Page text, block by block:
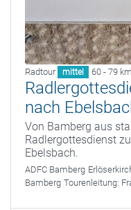
Radtour mittel 60 - 79 km
nach
Von Bamberg aus
Radlergottesdienst
Ebelsbach.
ADFC Bamberg
Bamberg Tourenleitung: